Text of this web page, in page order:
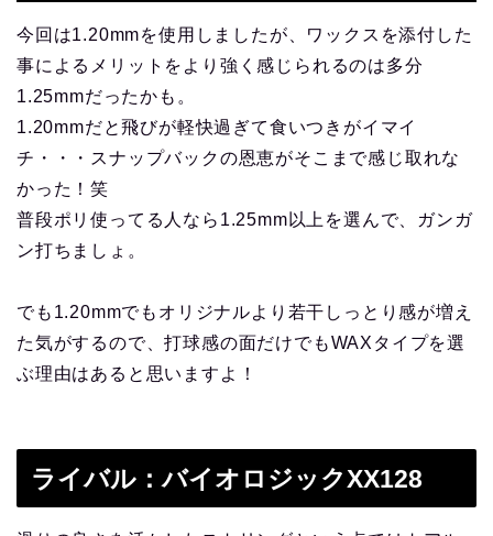
今回は1.20mmを使用しましたが、ワックスを添付した
事によるメリットをより強く感じられるのは多分
1.25mmだったかも。
1.20mmだと飛びが軽快過ぎて食いつきがイマイ
チ・・・スナップバックの恩恵がそこまで感じ取れな
かった！笑
普段ポリ使ってる人なら1.25mm以上を選んで、ガンガ
ン打ちましょ。
でも1.20mmでもオリジナルより若干しっとり感が増え
た気がするので、打球感の面だけでもWAXタイプを選
ぶ理由はあると思いますよ！
ライバル：バイオロジックXX128